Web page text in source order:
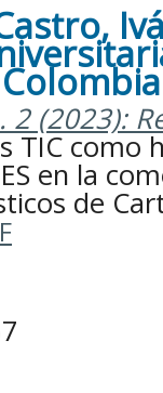
(2023):
TIC como
en la
de